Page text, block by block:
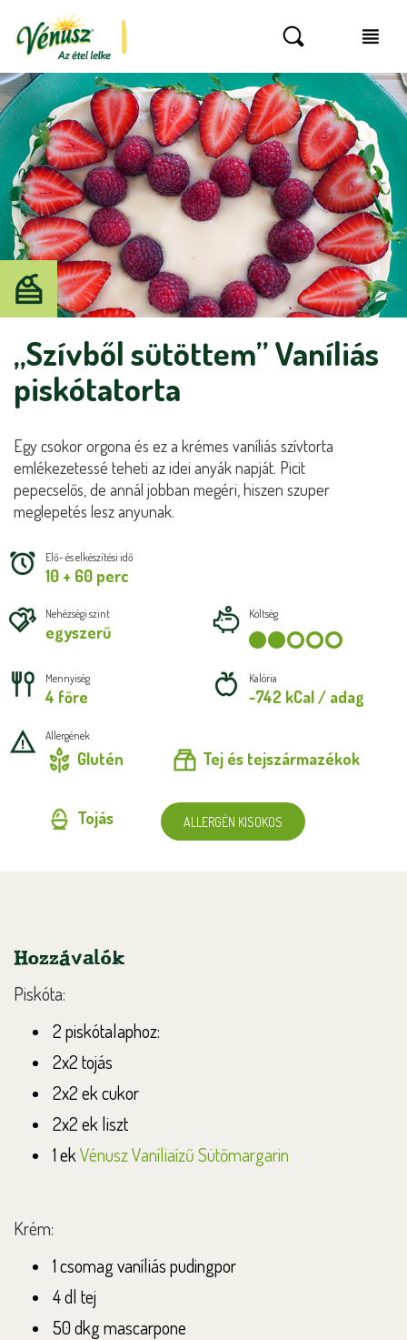
„Szívből sütöttem” Vaníliás
piskótatorta
Egy csokor orgona és ez a krémes vaníliás szívtorta
emlékezetessé teheti az idei anyák napját. Picit
pepecselős, de annál jobban megéri, hiszen szuper
meglepetés lesz anyunak.
Elő- és elkészítési idő
10 + 60 perc
Nehézségi szint
egyszerű
Költség
Mennyiség
4 főre
Kalória
~742 kCal / adag
Allergének
Glutén Tej és tejszármazékok
Tojás ALLERGÉN KISOKOS
Hozzávalók
Piskóta:
2 piskótalaphoz:
2x2 tojás
2x2 ek cukor
2x2 ek liszt
1 ekVénusz Vaníliaízű Sütőmargarin
Krém:
1 csomag vaníliás pudingpor
4 dl tej
50 dkg mascarpone